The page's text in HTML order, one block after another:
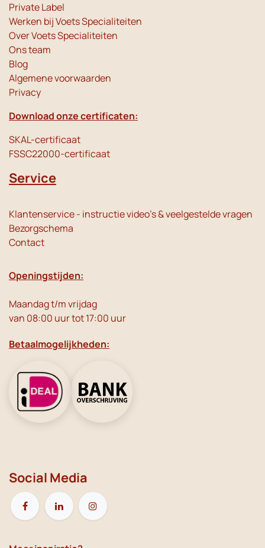
Private Label
Werken bij Voets Specialiteiten
Over Voets Specialiteiten
Ons team
Blog
Algemene voorwaarden
Privacy
Download onze certificaten:
SKAL-certificaat
FSSC22000-certificaat
Service
Klantenservice - instructie video's & veelgestelde vragen
Bezorgschema
Contact
Openingstijden:
Maandag t/m vrijdag
van 08:00 uur tot 17:00 uur
Betaalmogelijkheden:
Social Media